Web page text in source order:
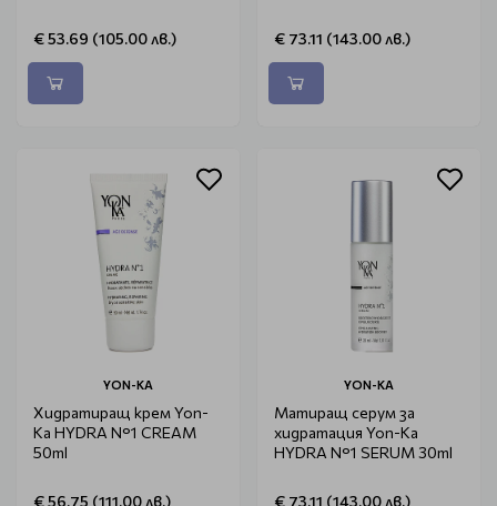
€ 53.69 (105.00 лв.) € 73.11 (143.00 лв.)
YON-KA
Хидратиращ крем Yon-
Ka HYDRA N°1 CREAM
50ml
€ 56.75 (111.00 лв.)
YON-KA
Матиращ серум за
хидратация Yon-Ka
HYDRA N°1 SERUM 30ml
€ 73.11 (143.00 лв.)